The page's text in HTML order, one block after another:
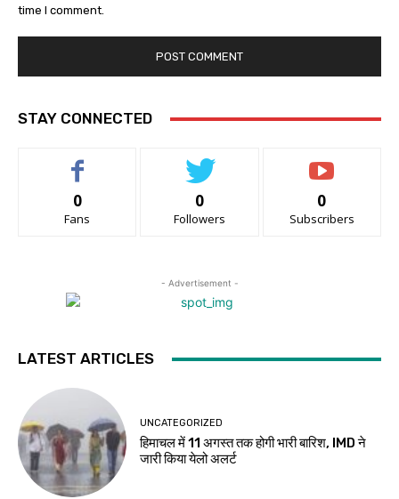
time I comment.
STAY CONNECTED
0
Fans
0
Followers
0
Subscribers
- Advertisement -
LATEST ARTICLES
UNCATEGORIZED
हिमाचल में 11 अगस्त तक होगी भारी बारिश, IMD ने
जारी किया येलो अलर्ट